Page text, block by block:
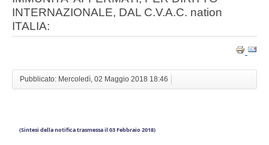
INTERNAZIONALE, DAL C.V.A.C. nation
ITALIA:
Pubblicato: Mercoledì, 02 Maggio 2018 18:46
(Sintesi della notifica trasmessa il 03 Febbraio 2018)